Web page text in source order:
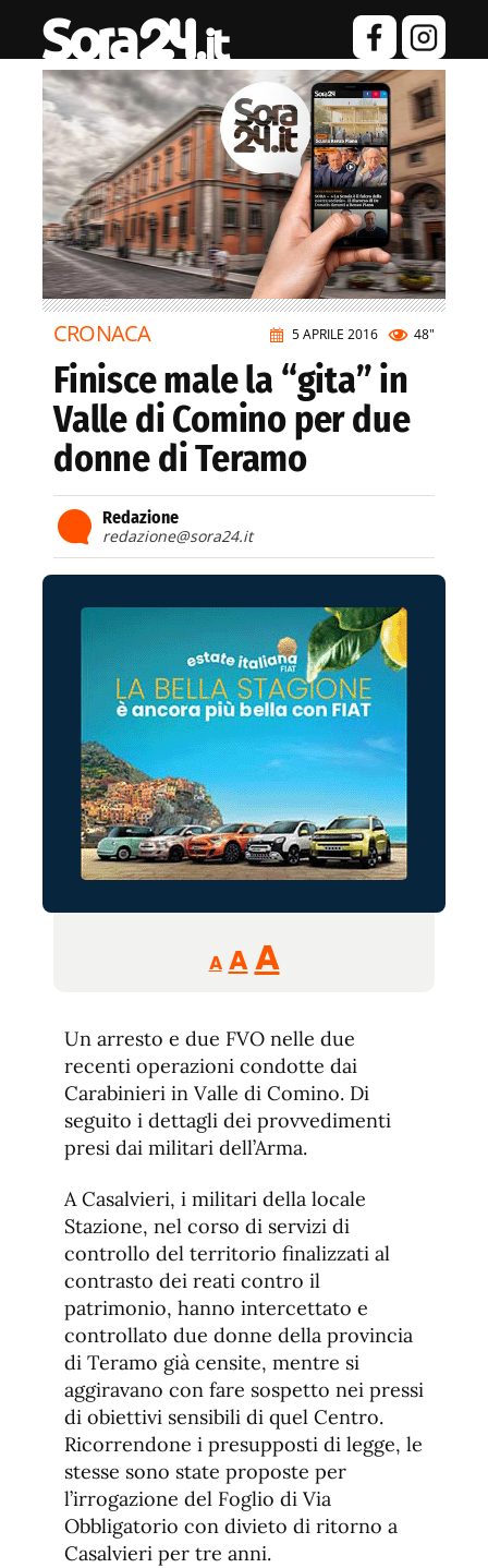
5 APRILE 2016 48"
CRONACA
Finisce male la “gita” in
Valle di Comino per due
donne di Teramo
Redazione
redazione@sora24.it
A
Reducir
tamaño
A Restablecer
de
fuente
AAumentar
de
fuente.
Un arresto e due FVO nelle due
recenti operazioni condotte dai
Carabinieri in Valle di Comino. Di
seguito i dettagli dei provvedimenti
presi dai militari dell’Arma.
A Casalvieri, i militari della locale
Stazione, nel corso di servizi di
controllo del territorio finalizzati al
contrasto dei reati contro il
patrimonio, hanno intercettato e
controllato due donne della provincia
di Teramo già censite, mentre si
aggiravano con fare sospetto nei pressi
di obiettivi sensibili di quel Centro.
Ricorrendone i presupposti di legge, le
stesse sono state proposte per
l’irrogazione del Foglio di Via
Obbligatorio con divieto di ritorno a
Casalvieri per tre anni.